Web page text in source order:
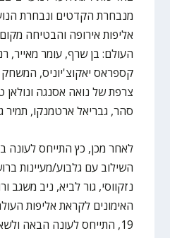
מנבחרת הקדטים ונבחרת
אליפות אירופה והבטיחה
העולם: בן שרף, עומר מאייר,
קספראס יאקוצ'יוניס, המשחק
צרפת של נואה אסנגה ונולאן
סהר, גבריאל ארטמנקו, תמיר
לאחר מכן, כץ התייחס לעונה
השילוב עם גלבוע/מעיינות
נזקווסי, גור לביא, ניב משגב
האימונים לקראת אליפות
19, התייחס לעונה הבאה